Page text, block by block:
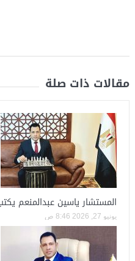
مقالات ذات صلة
المستشار ياسين عبدالمنعم يكتب
يونيو 27, 2026 8:46 ص